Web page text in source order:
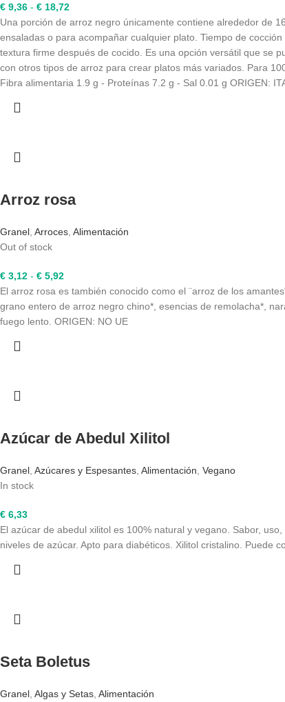
€ 9,36 - € 18,72
de
precios:
desde
€ 9,36
hasta
Una porción de arroz negro únicamente contiene alrededor de
ensaladas o para acompañar cualquier plato. Tiempo de
textura firme después de cocido. Es una opción versátil que se
con otros tipos de arroz para crear platos más variados. Para
Fibra alimentaria 1.9 g - Proteínas 7.2 g - Sal 0.01 g ORIGEN:
Arroz rosa
Granel Arroces Alimentación
Out of stock
€ 3,12 - € 5,92
de
precios:
desde
El arroz rosa es también conocido como el ¨arroz de los
grano entero de arroz negro chino*, esencias de remolacha*,
fuego lento. ORIGEN: NO UE
Azúcar de Abedul Xilitol
Granel Azúcares y Espesantes Alimentación Vegano
In stock
€ 6,33
El azúcar de abedul xilitol es 100% natural y vegano. Sabor,
niveles de azúcar. Apto para diabéticos. Xilitol cristalino. Puede
Seta Boletus
Granel Algas y Setas Alimentación